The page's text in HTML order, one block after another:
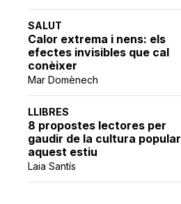
SALUT
Calor extrema i nens: els
efectes invisibles que cal
conèixer
Mar Domènech
LLIBRES
8 propostes lectores per
gaudir de la cultura popular
aquest estiu
Laia Santís